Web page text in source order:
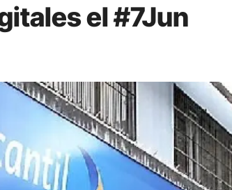
el #7Jun